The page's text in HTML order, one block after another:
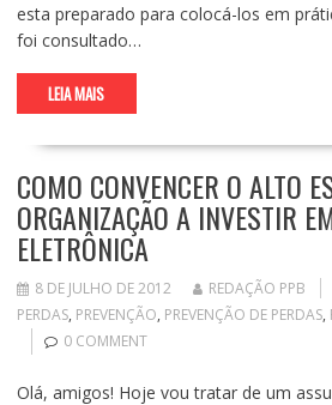
esta preparado para colocá-los em
foi consultado…
LEIA MAIS
COMO CONVENCER O ALTO
ORGANIZAÇÃO A INVESTIR
ELETRÔNICA
8 DE JULHO DE 2012 REDAÇÃO PPB
PERDAS, PREVENÇÃO, PREVENÇÃO DE PERDAS,
0 COMMENT
Olá, amigos! Hoje vou tratar de um